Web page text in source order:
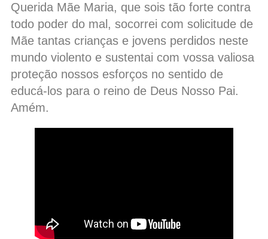
Querida Mãe Maria, que sois tão forte contra
todo poder do mal, socorrei com solicitude de
Mãe tantas crianças e jovens perdidos neste
mundo violento e sustentai com vossa valiosa
proteção nossos esforços no sentido de
educá-los para o reino de Deus Nosso Pai.
Amém.